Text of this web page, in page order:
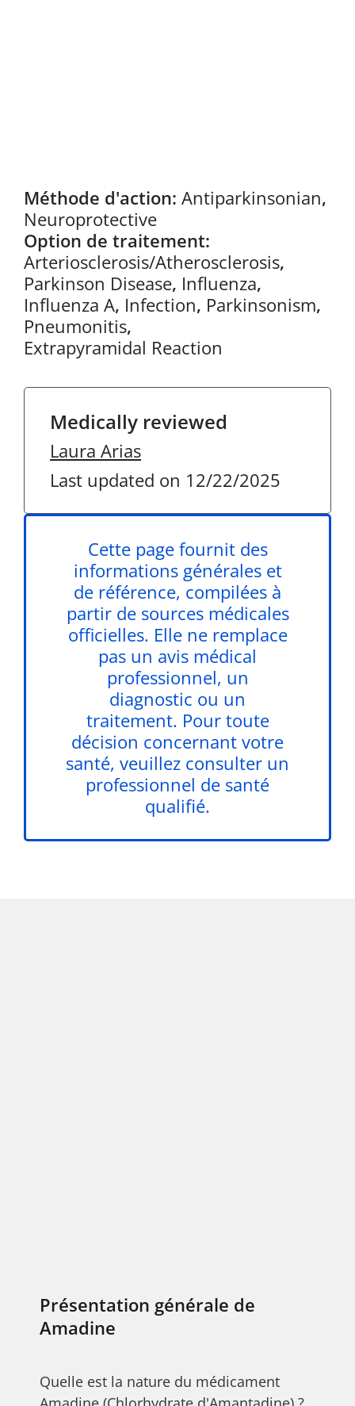
Méthode d'action: Antiparkinsonian,
Neuroprotective
Option de traitement:
Arteriosclerosis/Atherosclerosis,
Parkinson Disease, Influenza,
Influenza A, Infection, Parkinsonism,
Pneumonitis,
Extrapyramidal Reaction
Medically reviewed
Laura Arias
Last updated on 12/22/2025
Cette page fournit des
informations générales et
de référence, compilées à
partir de sources médicales
officielles. Elle ne remplace
pas un avis médical
professionnel, un
diagnostic ou un
traitement. Pour toute
décision concernant votre
santé, veuillez consulter un
professionnel de santé
qualifié.
Présentation générale de
Amadine
Quelle est la nature du médicament